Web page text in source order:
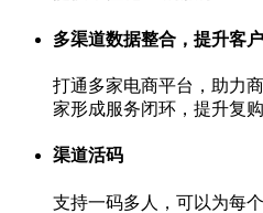
多渠道数据整合，提升客
打通多家电商平台，助力
家形成服务闭环，提升复购
渠道活码
支持一码多人，可以为每